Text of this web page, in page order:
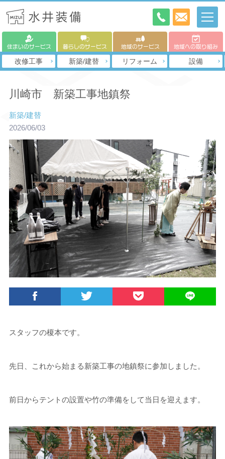
住まいのサービス 暮らしのサービス 地域のサービス 地域への取り組み
改修工事 新築/建替 リフォーム 設備
川崎市 新築工事地鎮祭
新築/建替
2026/06/03
スタッフの榎本です。
先日、これから始まる新築工事の地鎮祭に参加しました。
前日からテントの設置や竹の準備をして当日を迎えます。